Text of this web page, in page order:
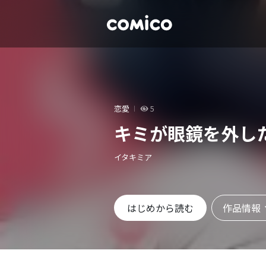
恋愛 5
キミが眼鏡を外し
イタキミア
はじめから読む 作品情報